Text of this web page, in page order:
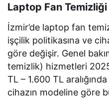
Laptop Fan Temizliği
İzmir’de laptop fan
işçilik politikasına ve
göre değişir. Genel
temizlik) hizmetleri
TL – 1.600 TL
cihazın modeline göre